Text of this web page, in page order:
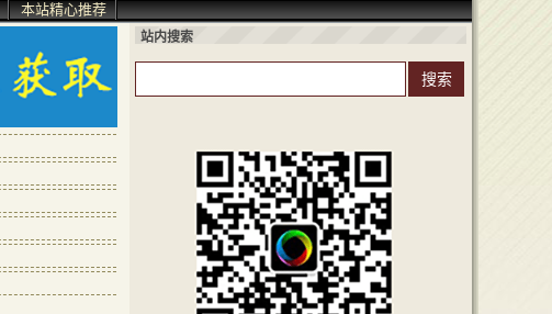
本站精心推荐
站内搜索